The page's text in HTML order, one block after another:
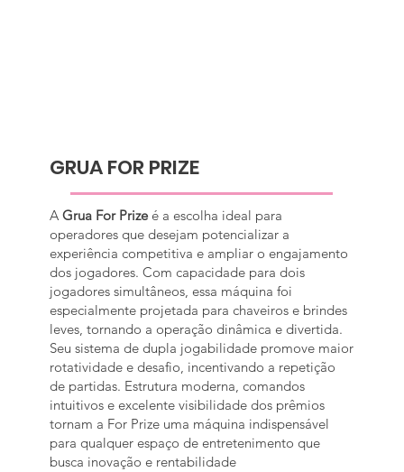
GRUA FOR PRIZE
A Grua For Prizeé a escolha ideal para
operadores que desejam potencializar a
experiência competitiva e ampliar o engajamento
dos jogadores. Com capacidade para dois
jogadores simultâneos, essa máquina foi
especialmente projetada para chaveiros e brindes
leves, tornando a operação dinâmica e divertida.
Seu sistema de dupla jogabilidade promove maior
rotatividade e desafio, incentivando a repetição
de partidas. Estrutura moderna, comandos
intuitivos e excelente visibilidade dos prêmios
tornam a For Prize uma máquina indispensável
para qualquer espaço de entretenimento que
busca inovação e rentabilidade